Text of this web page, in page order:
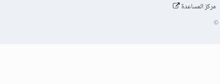
مركز المساعدة
©